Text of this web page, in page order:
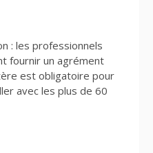
: les professionnels
fournir un agrément
est obligatoire pour
avec les plus de 60